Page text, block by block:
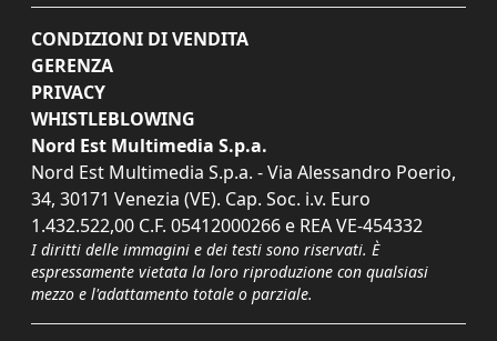
CONDIZIONI DI VENDITA
GERENZA
PRIVACY
WHISTLEBLOWING
Nord Est Multimedia S.p.a.
Nord Est Multimedia S.p.a. - Via Alessandro Poerio,
34, 30171 Venezia (VE). Cap. Soc. i.v. Euro
1.432.522,00 C.F. 05412000266 e REA VE-454332
I diritti delle immagini e dei testi sono riservati. È
espressamente vietata la loro riproduzione con qualsiasi
mezzo e l'adattamento totale o parziale.